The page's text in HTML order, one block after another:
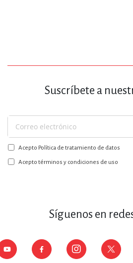
Suscríbete a
Suscríbase
a
nuestro
boletín:
Acepto Política de tratamiento de datos
Acepto términos y condiciones de uso
Síguenos en